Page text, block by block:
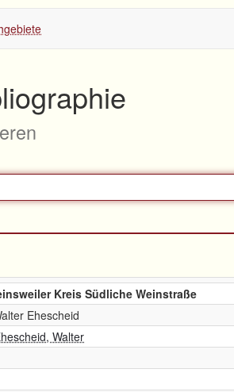
Kreis Südliche Weinstraße
Ehescheid
Walter